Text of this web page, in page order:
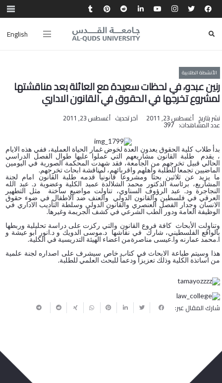
English
الأنشطة الطلابية
رنين عبدو، في لحظات سعيدة مع العائلة بعد مناقشتها
لمشروع تخرجها في الحقوق في القانون الاداري
نشر بتاريخ أغسطس 23, 2011 آخر تحديث أغسطس 23, 2011
عدد المشاهدات: 397
بدأ طلاب كلية الحقوق يعدون العدة لخوض غمار الحياة العملية، ففي هذه الايام
، يقدم طلبة القانون مشاريعهم التي عملوا عليها طوال الفصل الدراسي
الحالي قبيل تخرجهم من الجامعة، فقد شهدت المحكمة الصورية في اليومين
الماضيين تجمعا للطلبة واهلهم واقربائهم، لمناقشة ابحاث تخرجهم.
ما يزيد عن ثلاثين بحثا ومشروعا قانونياً قدمه طلبة القانون امام لجنة
المشاريع، برئاسة الدكتور محمد الشلالدة عميد الكلية وعضوية د. عبد الله
النجاجرة ود. عبد الرؤوف السناوي، تناولت مواضيع ساخنة مثل التطهير
العرقي في فلسطين والقانون الدولي والعنف ضد الاطفال في ضوء حقوق
الانسان وجدار الفصل العنصري والقانون الدولي وسلطة التأديب الاداري في
الوظيفة العامة ودور الطب الشرعي في كشف الجريمة وغيرها.
وتناولت الأبحاث كافة فروع القانون والتي ركزت على دراسة تحليلية وربطها
بالواقع الفلسطيني، شارك في نقاشها د.موسى الدويك و د.انور ابو عيشة و
ا.محمد عمارنه وا.عيسى مناصرةمن اعضاء الهيئة التدريسية في الكلية.
هذا وسيتم طباعة الابحاث في كتاب خاص سيشرف على اصداره لجنة علمية
من اساتذة الكلية وذلك تعزيزاً ودعماً للبحث العلمي للطلبة.
شارك المقال عبر: